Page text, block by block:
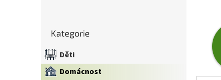
e
kategorie
Kategorie
Děti
Domácnost